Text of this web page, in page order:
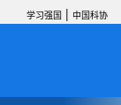
学习强国 | 中国科协